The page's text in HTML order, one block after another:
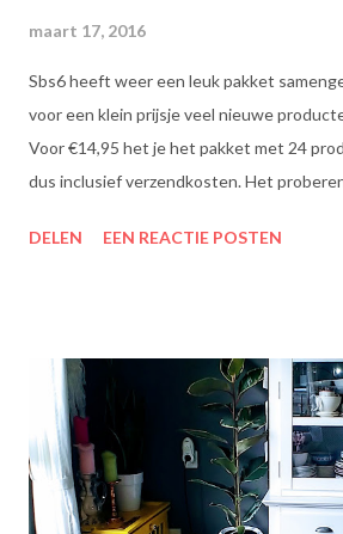
maart 17, 2016
Sbs6 heeft weer een leuk pakket
voor een klein prijsje veel nieuwe
Voor €14,95 het je het pakket met 24
dus inclusief verzendkosten. Het
theesmaken van Lipton: voor een goed
mengsel van zonnebloem-, lijnzaad- en
Omega’s 3 & 6 die goed zijn voor hart en
& 6 zijn meervoudig onverzadigde
zelf kan aanmaken. Ze dragen bij tot de
normaal cholesterolgehalte in het bloed.
DELEN EEN REACTIE POSTEN